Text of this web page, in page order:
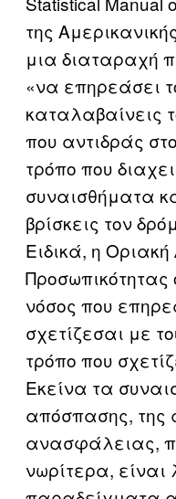
της
μια διαταραχή
«να επηρεάσει
καταλαβαίνεις
που αντιδράς
τρόπο που
συναισθήματα
βρίσκεις τον
Ειδικά, η
Προσωπικότητας
νόσος που
σχετίζεσαι με
τρόπο που
Εκείνα τα
απόσπασης, της
ανασφάλειας,
νωρίτερα,